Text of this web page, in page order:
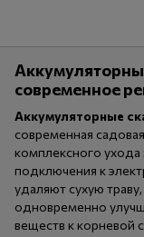
современное
Аккумуляторные
современная
комплексного ухода
подключения к
удаляют сухую
одновременно
веществ к корневой